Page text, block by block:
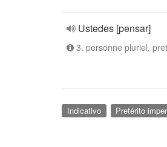
Ustedes [pensar]
3. personne pluriel,
Indicativo Pretérito